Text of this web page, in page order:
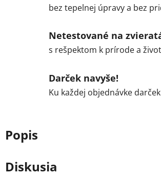
bez tepelnej úpravy a bez
Netestované na
s rešpektom k prírode a
Darček navyše!
Ku každej objednávke
Popis
Diskusia